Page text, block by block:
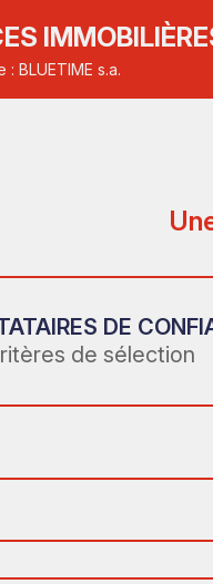
BLUETIME s.a.
DE
de sélection